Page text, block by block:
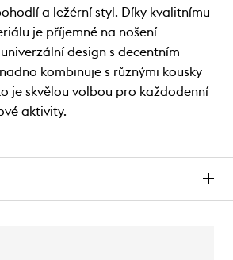
a ležérní styl. Díky kvalitnímu
je příjemné na nošení
design s decentním
kombinuje s různými kousky
je skvělou volbou pro každodenní
aktivity.